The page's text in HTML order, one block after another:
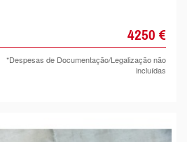
4250 €
*Despesas de Documentação/Legalização não
incluídas